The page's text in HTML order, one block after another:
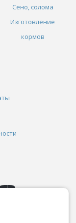
Сено, солома
Изготовление
кормов